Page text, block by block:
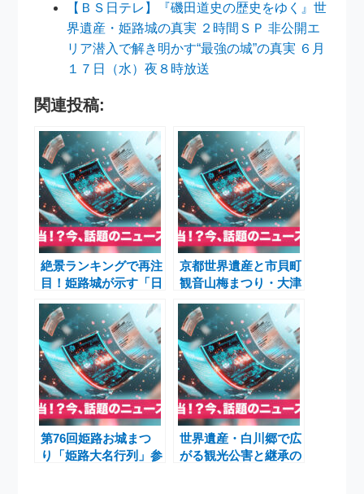
【ＢＳ日テレ】『磯田道史の歴史をゆく』世
界遺産・姫路城の真実 ２時間ＳＰ 非公開エ
リア潜入で解き明かす“最強の城”の真実 ６月
１７日（水）夜８時放送
関連投稿:
絶景ランキングで再注
目！姫路城が示す「日
京都世界遺産と市貝町
観音山梅まつり・大津
春ニュース
第76回姫路お城まつ
り「姫路大名行列」参
世界遺産・白川郷で広
がる観光公害と継承の